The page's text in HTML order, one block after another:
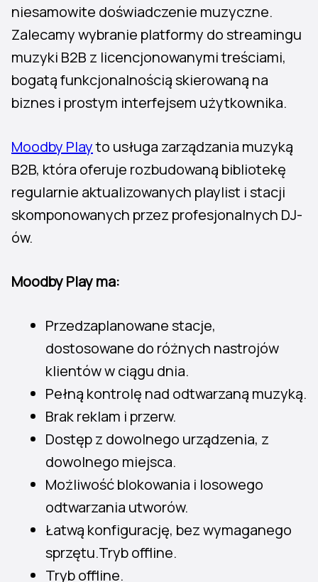
niesamowite doświadczenie muzyczne.
Zalecamy wybranie platformy do streamingu
muzyki B2B z licencjonowanymi treściami,
bogatą funkcjonalnością skierowaną na
biznes i prostym interfejsem użytkownika.
Moodby Playto usługa zarządzania muzyką
B2B, która oferuje rozbudowaną bibliotekę
regularnie aktualizowanych playlist i stacji
skomponowanych przez profesjonalnych DJ-
ów.
Moodby Play ma:
Przedzaplanowane stacje,
dostosowane do różnych nastrojów
klientów w ciągu dnia.
Pełną kontrolę nad odtwarzaną muzyką.
Brak reklam i przerw.
Dostęp z dowolnego urządzenia, z
dowolnego miejsca.
Możliwość blokowania i losowego
odtwarzania utworów.
Łatwą konfigurację, bez wymaganego
sprzętu.Tryb offline.
Tryb offline.